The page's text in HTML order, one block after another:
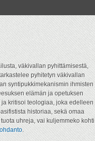
väkivallan pyhittämisestä,
pyhitetyn väkivallan
syntipukkimekanismin ihmisten
elämän ja opetuksen
kritisoi teologiaa, joka edelleen
historiaa, sekä omaa
uhreja, vai kuljemmeko kohti
.